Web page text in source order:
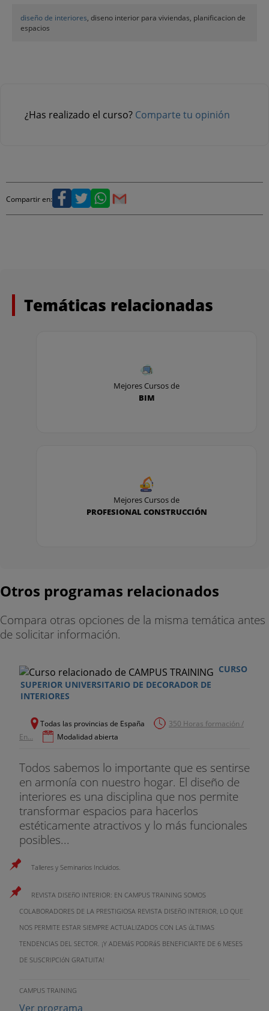
diseño de interiores, diseno interior para viviendas, planificacion de
espacios
¿Has realizado el curso? Comparte tu opinión
Compartir en:
Temáticas relacionadas
Mejores Cursos de
BIM
Mejores Cursos de
PROFESIONAL CONSTRUCCIÓN
Otros programas relacionados
Compara otras opciones de la misma temática antes
de solicitar información.
CURSO
SUPERIOR UNIVERSITARIO DE DECORADOR DE
INTERIORES
Todas las provincias de España
350 Horas formación /
En...
Modalidad abierta
Todos sabemos lo importante que es sentirse
en armonía con nuestro hogar. El diseño de
interiores es una disciplina que nos permite
transformar espacios para hacerlos
estéticamente atractivos y lo más funcionales
posibles...
Talleres y Seminarios Incluidos.
REVISTA DISEñO INTERIOR: EN CAMPUS TRAINING SOMOS
COLABORADORES DE LA PRESTIGIOSA REVISTA DISEñO INTERIOR, LO QUE
NOS PERMITE ESTAR SIEMPRE ACTUALIZADOS CON LAS úLTIMAS
TENDENCIAS DEL SECTOR. ¡Y ADEMáS PODRáS BENEFICIARTE DE 6 MESES
DE SUSCRIPCIóN GRATUITA!
CAMPUS TRAINING
Ver programa